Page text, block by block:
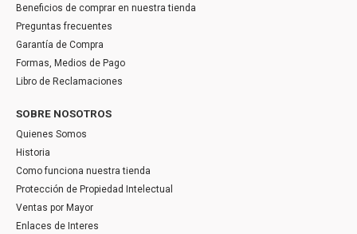
Beneficios de comprar en nuestra tienda
Preguntas frecuentes
Garantía de Compra
Formas, Medios de Pago
Libro de Reclamaciones
SOBRE NOSOTROS
Quienes Somos
Historia
Como funciona nuestra tienda
Protección de Propiedad Intelectual
Ventas por Mayor
Enlaces de Interes